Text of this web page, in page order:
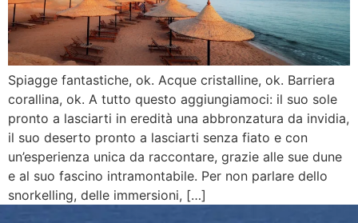
Spiagge fantastiche, ok. Acque cristalline, ok. Barriera
corallina, ok. A tutto questo aggiungiamoci: il suo sole
pronto a lasciarti in eredità una abbronzatura da invidia,
il suo deserto pronto a lasciarti senza fiato e con
un’esperienza unica da raccontare, grazie alle sue dune
e al suo fascino intramontabile. Per non parlare dello
snorkelling, delle immersioni, […]